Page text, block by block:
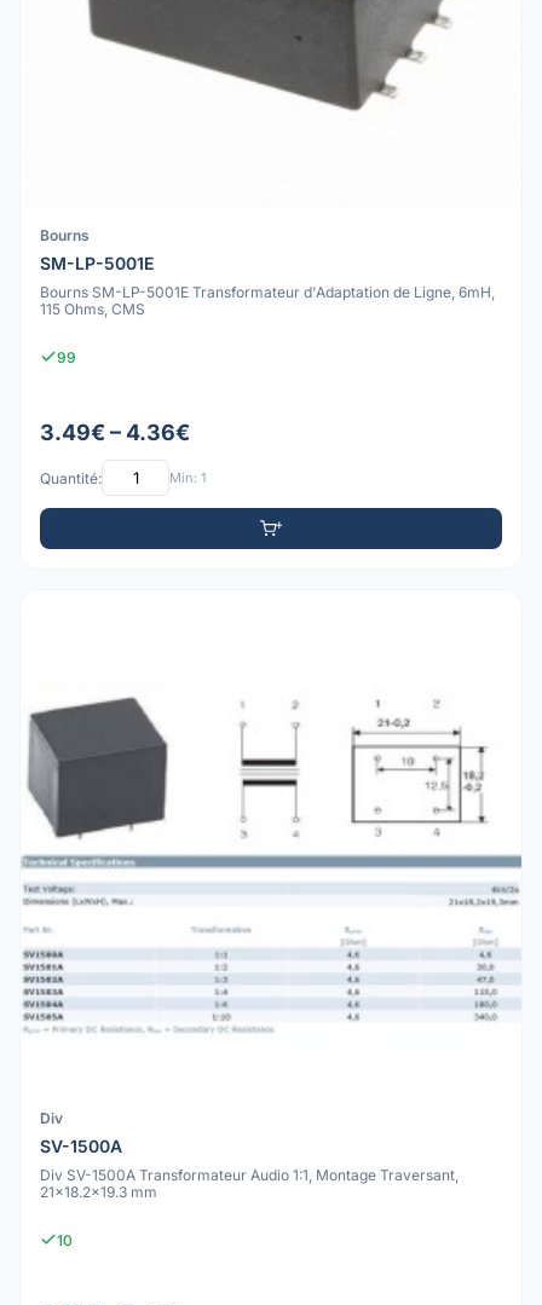
Bourns
SM-LP-5001E
Bourns SM-LP-5001E Transformateur d'Adaptation de Ligne, 6mH,
115 Ohms, CMS
99
3.49€ – 4.36€
Quantité: Min: 1
Div
SV-1500A
Div SV-1500A Transformateur Audio 1:1, Montage Traversant,
21x18.2x19.3 mm
10